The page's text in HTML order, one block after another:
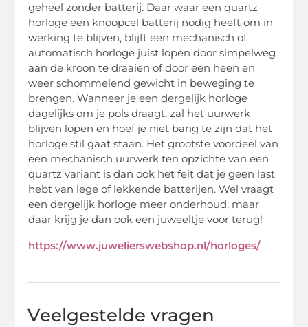
geheel zonder batterij. Daar waar een quartz
horloge een knoopcel batterij nodig heeft om in
werking te blijven, blijft een mechanisch of
automatisch horloge juist lopen door simpelweg
aan de kroon te draaien of door een heen en
weer schommelend gewicht in beweging te
brengen. Wanneer je een dergelijk horloge
dagelijks om je pols draagt, zal het uurwerk
blijven lopen en hoef je niet bang te zijn dat het
horloge stil gaat staan. Het grootste voordeel van
een mechanisch uurwerk ten opzichte van een
quartz variant is dan ook het feit dat je geen last
hebt van lege of lekkende batterijen. Wel vraagt
een dergelijk horloge meer onderhoud, maar
daar krijg je dan ook een juweeltje voor terug!
https://www.juwelierswebshop.nl/horloges/
Veelgestelde vragen